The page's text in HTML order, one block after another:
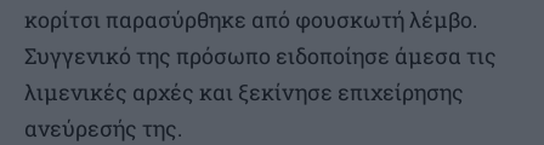
κορίτσι παρασύρθηκε από φουσκωτή λέμβο.
Συγγενικό της πρόσωπο ειδοποίησε άμεσα τις
λιμενικές αρχές και ξεκίνησε επιχείρησης
ανεύρεσής της.